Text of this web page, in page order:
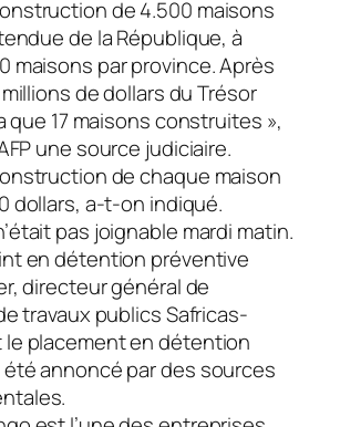
de 4.500 maisons
de la République, à
maisons par province. Après
de dollars du Trésor
que 17 maisons construites »,
une source judiciaire.
de chaque maison
dollars, a-t-on indiqué.
pas joignable mardi matin.
en détention préventive
directeur général de
travaux publics Safricas-
placement en détention
annoncé par des sources